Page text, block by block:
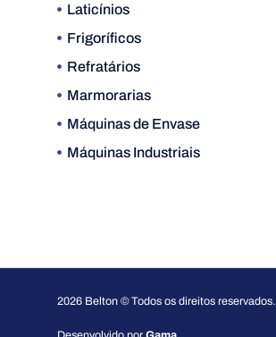
Laticínios
Frigoríficos
Refratários
Marmorarias
Máquinas de Envase
Máquinas Industriais
2026 Belton © Todos os direitos reservados.